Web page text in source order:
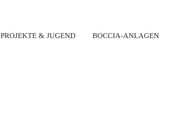
PROJEKTE & JUGEND BOCCIA-ANLAGEN